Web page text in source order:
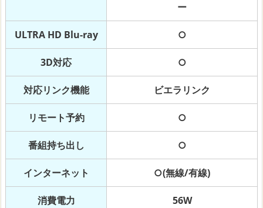
ー
ULTRA HD Blu-ray ○
3D対応 ○
対応リンク機能 ビエラリンク
リモート予約 ○
番組持ち出し ○
インターネット ○(無線/有線)
消費電力 56W